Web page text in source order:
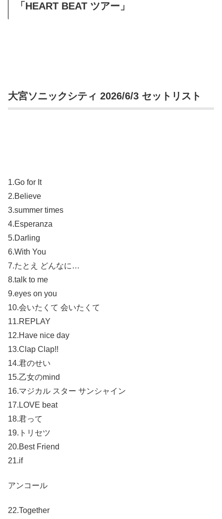
「HEART BEAT ツアー」
大宮ソニックシティ 2026/6/3 セットリスト
1.Go for It
2.Believe
3.summer times
4.Esperanza
5.Darling
6.With You
7.たとえ どんなに…
8.talk to me
9.eyes on you
10.会いたくて 会いたくて
11.REPLAY
12.Have nice day
13.Clap Clap!!
14.君のせい
15.乙女のmind
16.マジカル スター サンシャイン
17.LOVE beat
18.君って
19.トリセツ
20.Best Friend
21.if
アンコール
22.Together